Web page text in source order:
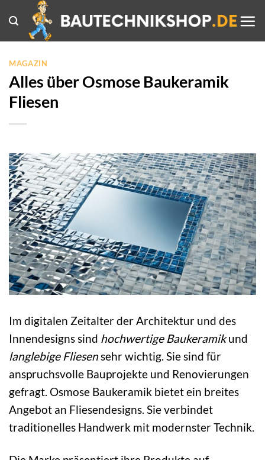
Inhalt
springen
MAGAZIN
Alles über Osmose Baukeramik
Fliesen
Im digitalen Zeitalter der Architektur und des
Innendesigns sind hochwertige Baukeramikund
langlebige Fliesensehr wichtig. Sie sind für
anspruchsvolle Bauprojekte und Renovierungen
gefragt. Osmose Baukeramik bietet ein breites
Angebot an Fliesendesigns. Sie verbindet
traditionelles Handwerk mit modernster Technik.